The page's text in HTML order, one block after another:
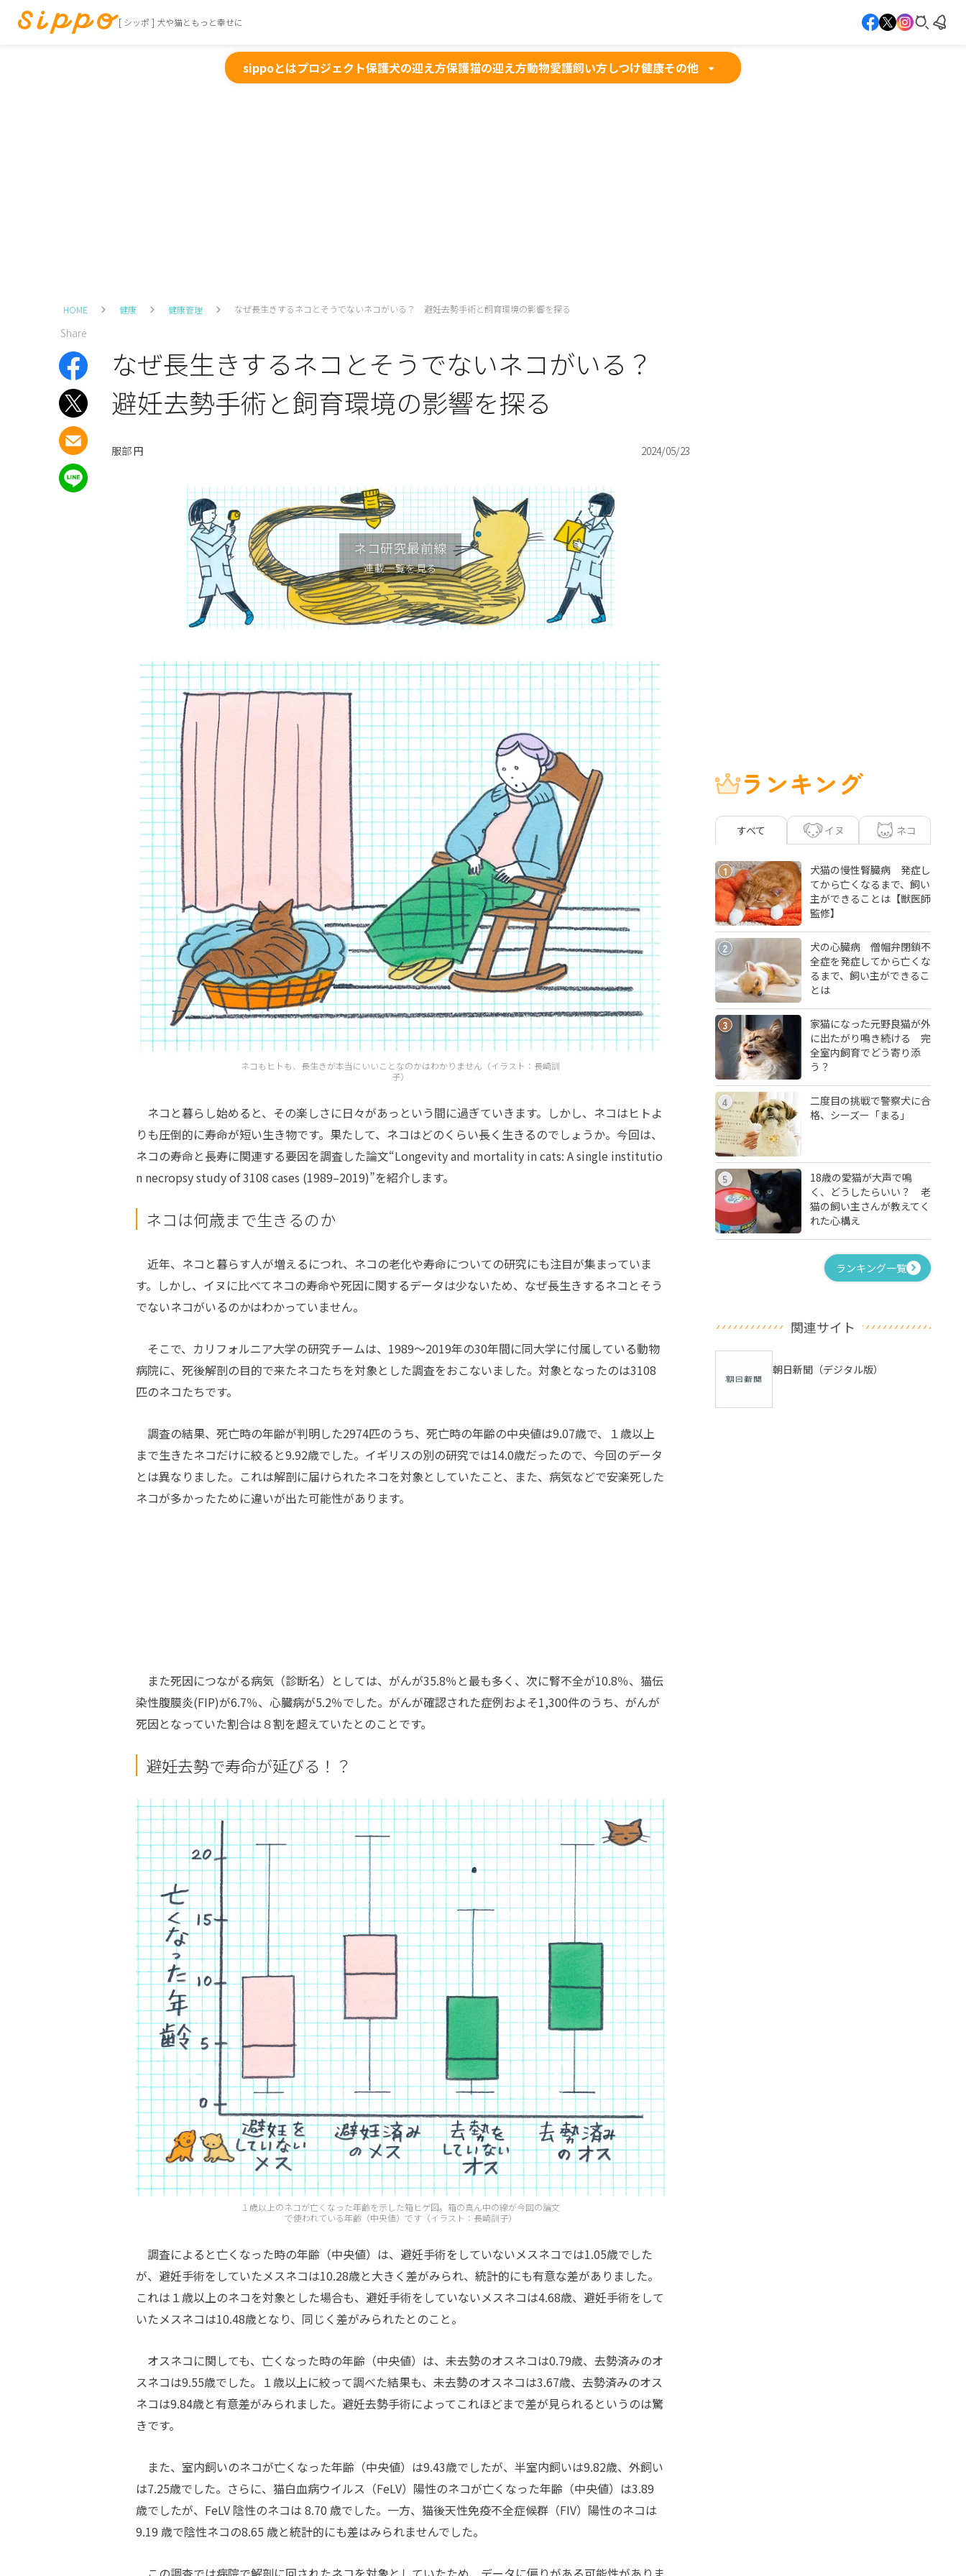
[ シッポ ] 犬や猫ともっと幸せに
sippoとはプロジェクト保護犬の迎え方保護猫の迎え方動物愛護飼い方しつけ健康その他
HOME 健康 健康管理 なぜ長生きするネコとそうでないネコがいる？ 避妊去勢手術と飼育環境の影響を探る
Share
なぜ長生きするネコとそうでないネコがいる？
避妊去勢手術と飼育環境の影響を探る
服部 円 2024/05/23
ネコ研究最前線
連載一覧を見る
ネコもヒトも、長生きが本当にいいことなのかはわかりません（イラスト：長崎訓
子）
ネコと暮らし始めると、その楽しさに日々があっという間に過ぎていきます。しかし、ネコはヒトよ
りも圧倒的に寿命が短い生き物です。果たして、ネコはどのくらい長く生きるのでしょうか。今回は、
ネコの寿命と長寿に関連する要因を調査した論文“Longevity and mortality in cats: A single institutio
n necropsy study of 3108 cases (1989–2019)”を紹介します。
ネコは何歳まで生きるのか
近年、ネコと暮らす人が増えるにつれ、ネコの老化や寿命についての研究にも注目が集まっていま
す。しかし、イヌに比べてネコの寿命や死因に関するデータは少ないため、なぜ長生きするネコとそう
でないネコがいるのかはわかっていません。
そこで、カリフォルニア大学の研究チームは、1989〜2019年の30年間に同大学に付属している動物
病院に、死後解剖の目的で来たネコたちを対象とした調査をおこないました。対象となったのは3108
匹のネコたちです。
調査の結果、死亡時の年齢が判明した2974匹のうち、死亡時の年齢の中央値は9.07歳で、１歳以上
まで生きたネコだけに絞ると9.92歳でした。イギリスの別の研究では14.0歳だったので、今回のデータ
とは異なりました。これは解剖に届けられたネコを対象としていたこと、また、病気などで安楽死した
ネコが多かったために違いが出た可能性があります。
また死因につながる病気（診断名）としては、がんが35.8％と最も多く、次に腎不全が10.8％、猫伝
染性腹膜炎(FIP)が6.7％、心臓病が5.2％でした。がんが確認された症例およそ1,300件のうち、がんが
死因となっていた割合は８割を超えていたとのことです。
避妊去勢で寿命が延びる！？
１歳以上のネコが亡くなった年齢を示した箱ヒゲ図。箱の真ん中の線が今回の論文
で使われている年齢（中央値）です（イラスト：長崎訓子）
調査によると亡くなった時の年齢（中央値）は、避妊手術をしていないメスネコでは1.05歳でした
が、避妊手術をしていたメスネコは10.28歳と大きく差がみられ、統計的にも有意な差がありました。
これは１歳以上のネコを対象とした場合も、避妊手術をしていないメスネコは4.68歳、避妊手術をして
いたメスネコは10.48歳となり、同じく差がみられたとのこと。
オスネコに関しても、亡くなった時の年齢（中央値）は、未去勢のオスネコは0.79歳、去勢済みのオ
スネコは9.55歳でした。１歳以上に絞って調べた結果も、未去勢のオスネコは3.67歳、去勢済みのオス
ネコは9.84歳と有意差がみられました。避妊去勢手術によってこれほどまで差が見られるというのは驚
きです。
また、室内飼いのネコが亡くなった年齢（中央値）は9.43歳でしたが、半室内飼いは9.82歳、外飼い
は7.25歳でした。さらに、猫白血病ウイルス（FeLV）陽性のネコが亡くなった年齢（中央値）は3.89
歳でしたが、FeLV 陰性のネコは 8.70 歳でした。一方、猫後天性免疫不全症候群（FIV）陽性のネコは
9.19 歳で陰性ネコの8.65 歳と統計的にも差はみられませんでした。
ランキング
すべて イヌ ネコ
1
犬猫の慢性腎臓病 発症し
てから亡くなるまで、飼い
主ができることは【獣医師
監修】
2
犬の心臓病 僧帽弁閉鎖不
全症を発症してから亡くな
るまで、飼い主ができるこ
とは
3
家猫になった元野良猫が外
に出たがり鳴き続ける 完
全室内飼育でどう寄り添
う？
4
二度目の挑戦で警察犬に合
格、シーズー「まる」
5
18歳の愛猫が大声で鳴
く、どうしたらいい？ 老
猫の飼い主さんが教えてく
れた心構え
ランキング一覧
関連サイト
朝日新聞（デジタル版）